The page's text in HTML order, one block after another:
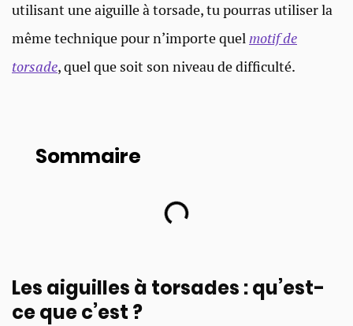
utilisant une aiguille à torsade, tu pourras utiliser la
même technique pour n’importe quel motif de
torsade, quel que soit son niveau de difficulté.
Sommaire
Les aiguilles à torsades : qu’est-
ce que c’est ?